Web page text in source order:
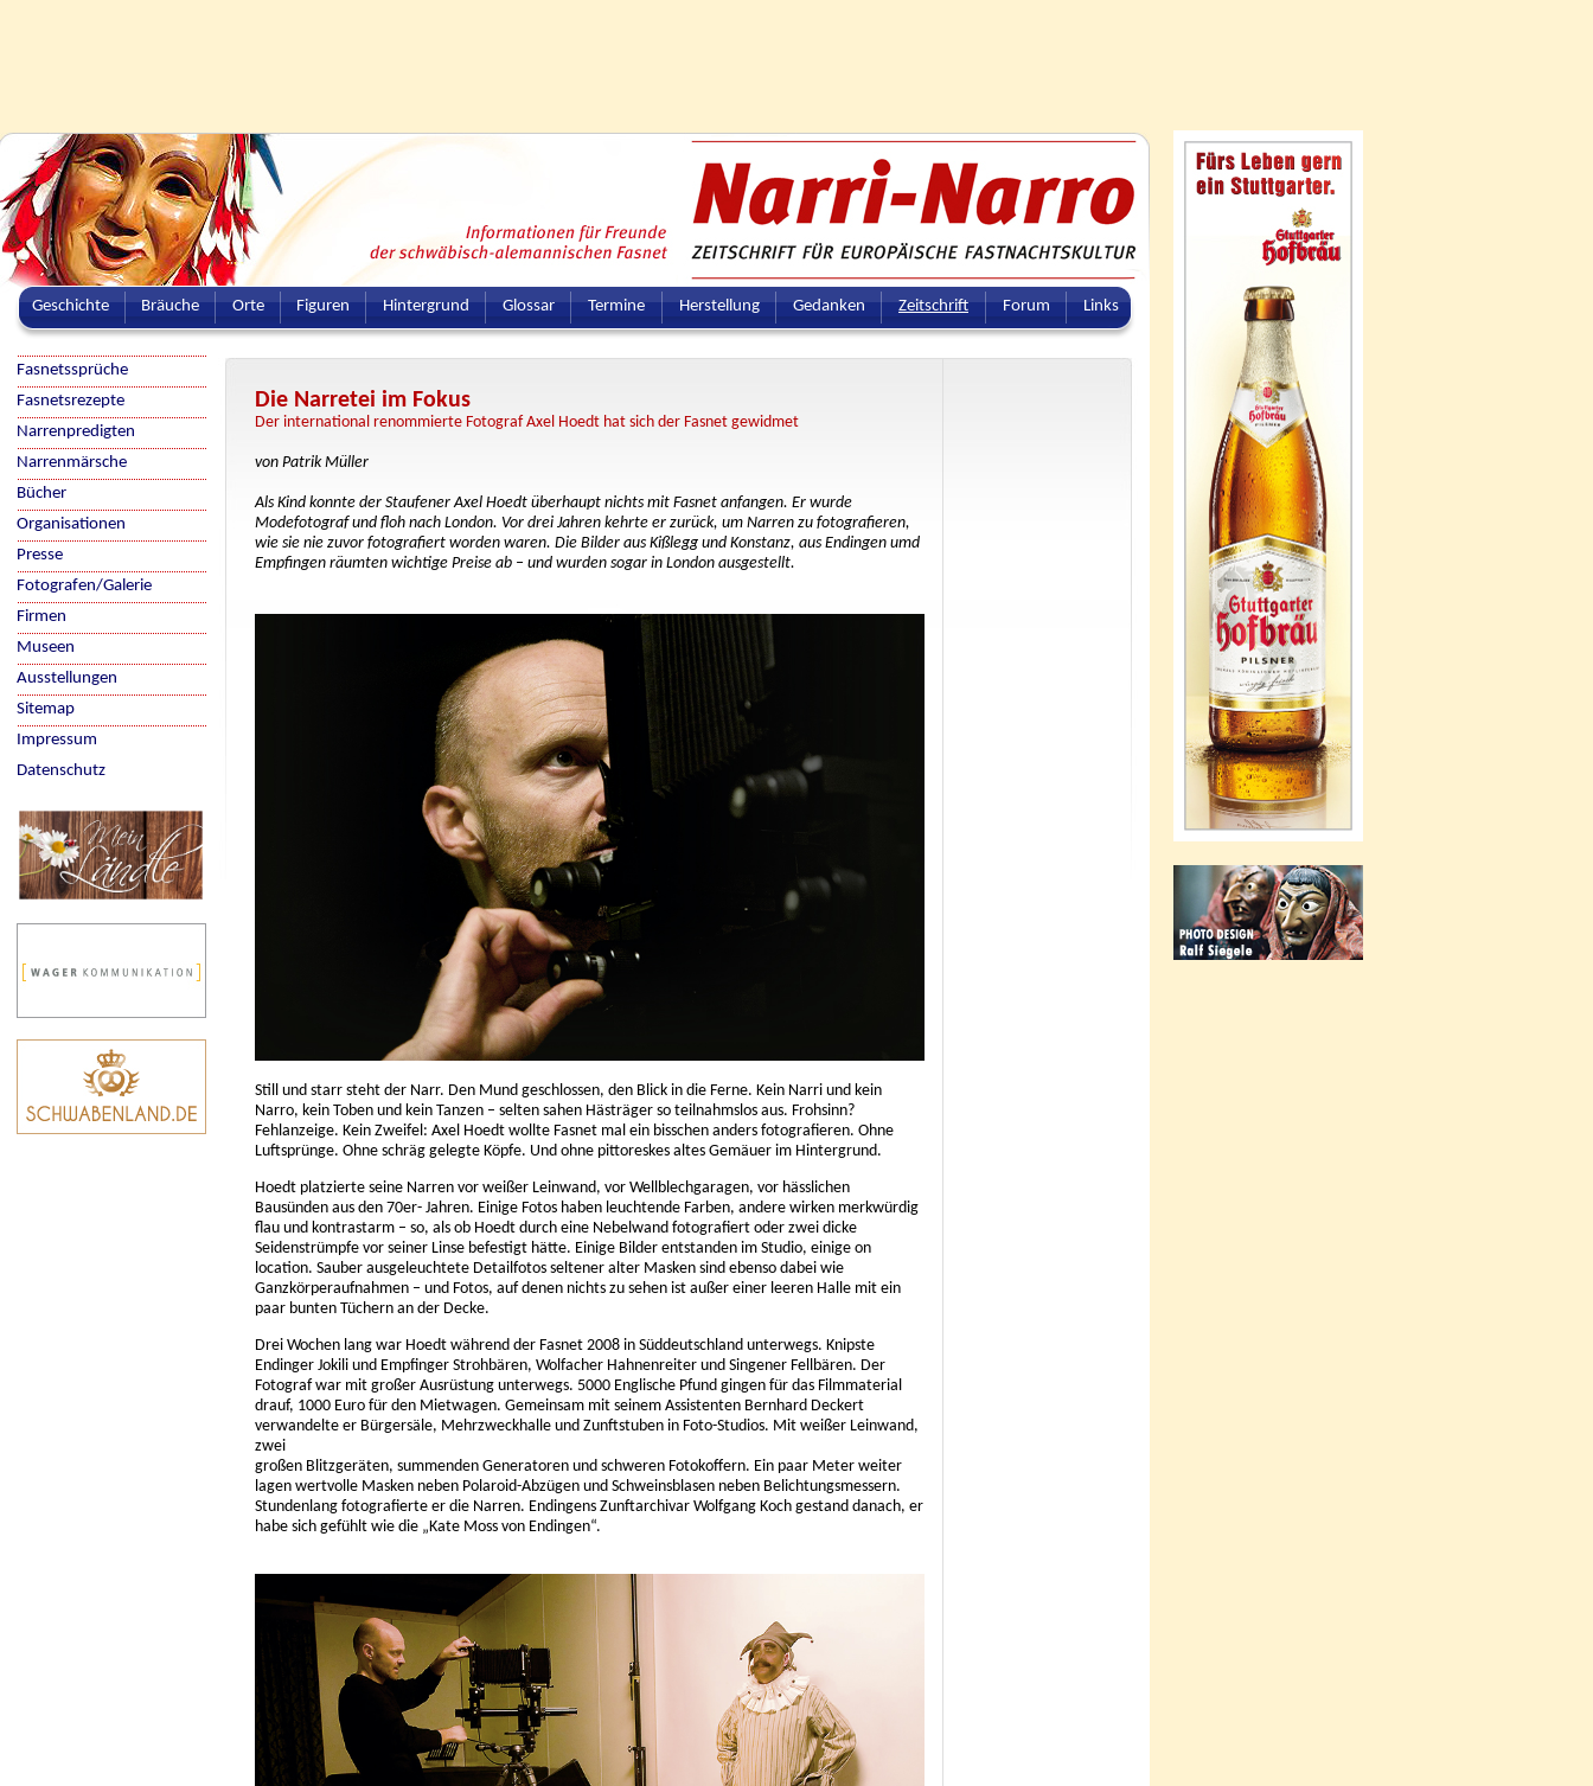
Geschichte Bräuche Orte Figuren Hintergrund Glossar Termine Herstellung Gedanken Zeitschrift Forum Links
Die Narretei im Fokus
Der international renommierte Fotograf Axel Hoedt hat sich der Fasnet gewidmet
von Patrik Müller
Als Kind konnte der Staufener Axel Hoedt überhaupt nichts mit Fasnet anfangen. Er wurde
Modefotograf und floh nach London. Vor drei Jahren kehrte er zurück, um Narren zu fotografieren,
wie sie nie zuvor fotografiert worden waren. Die Bilder aus Kißlegg und Konstanz, aus Endingen umd
Empfingen räumten wichtige Preise ab – und wurden sogar in London ausgestellt.
Still und starr steht der Narr. Den Mund geschlossen, den Blick in die Ferne. Kein Narri und kein
Narro, kein Toben und kein Tanzen – selten sahen Hästräger so teilnahmslos aus. Frohsinn?
Fehlanzeige. Kein Zweifel: Axel Hoedt wollte Fasnet mal ein bisschen anders fotografieren. Ohne
Luftsprünge. Ohne schräg gelegte Köpfe. Und ohne pittoreskes altes Gemäuer im Hintergrund.
Hoedt platzierte seine Narren vor weißer Leinwand, vor Wellblechgaragen, vor hässlichen
Bausünden aus den 70er- Jahren. Einige Fotos haben leuchtende Farben, andere wirken merkwürdig
flau und kontrastarm – so, als ob Hoedt durch eine Nebelwand fotografiert oder zwei dicke
Seidenstrümpfe vor seiner Linse befestigt hätte. Einige Bilder entstanden im Studio, einige on
location. Sauber ausgeleuchtete Detailfotos seltener alter Masken sind ebenso dabei wie
Ganzkörperaufnahmen – und Fotos, auf denen nichts zu sehen ist außer einer leeren Halle mit ein
paar bunten Tüchern an der Decke.
Drei Wochen lang war Hoedt während der Fasnet 2008 in Süddeutschland unterwegs. Knipste
Endinger Jokili und Empfinger Strohbären, Wolfacher Hahnenreiter und Singener Fellbären. Der
Fotograf war mit großer Ausrüstung unterwegs. 5000 Englische Pfund gingen für das Filmmaterial
drauf, 1000 Euro für den Mietwagen. Gemeinsam mit seinem Assistenten Bernhard Deckert
verwandelte er Bürgersäle, Mehrzweckhalle und Zunftstuben in Foto-Studios. Mit weißer Leinwand,
zwei
großen Blitzgeräten, summenden Generatoren und schweren Fotokoffern. Ein paar Meter weiter
lagen wertvolle Masken neben Polaroid-Abzügen und Schweinsblasen neben Belichtungsmessern.
Stundenlang fotografierte er die Narren. Endingens Zunftarchivar Wolfgang Koch gestand danach, er
habe sich gefühlt wie die „Kate Moss von Endingen“.
Fasnetssprüche
Fasnetsrezepte
Narrenpredigten
Narrenmärsche
Bücher
Organisationen
Presse
Fotografen/Galerie
Firmen
Museen
Ausstellungen
Sitemap
Impressum
Datenschutz